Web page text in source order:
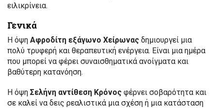
ειλικρίνεια.
Γενικά
Η όψη Αφροδίτη εξάγωνο Χείρωνας δημιουργεί μια
πολύ τρυφερή και θεραπευτική ενέργεια. Είναι μια ημέρα
που μπορεί να φέρει συναισθηματικά ανοίγματα και
βαθύτερη κατανόηση.
Η όψη Σελήνη αντίθεση Κρόνος φέρνει σοβαρότητα και
σε καλεί να δεις ρεαλιστικά μια σχέση ή μια κατάσταση